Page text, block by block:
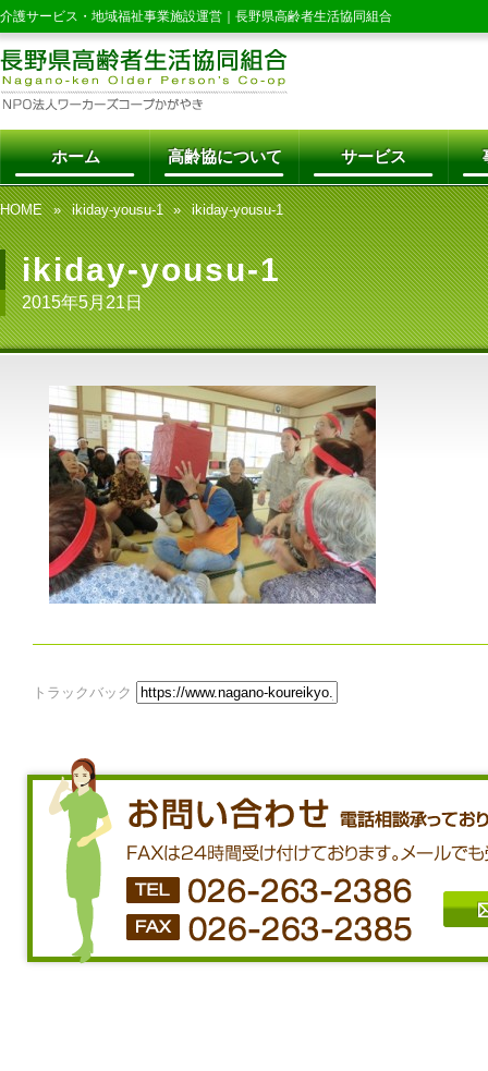
介護サービス・地域福祉事業施設運営｜ 長野県高齢者生活協同組合
ホーム 高齢協について サービス
HOME ikiday-yousu-1 ikiday-yousu-1
ikiday-yousu-1
2015年5月21日
トラックバック